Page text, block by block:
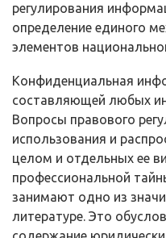
регулирования
определение единого
элементов
Конфиденциальная
составляющей любых
Вопросы правового
использования и
целом и отдельных ее
профессиональной
занимают одно из
литературе. Это